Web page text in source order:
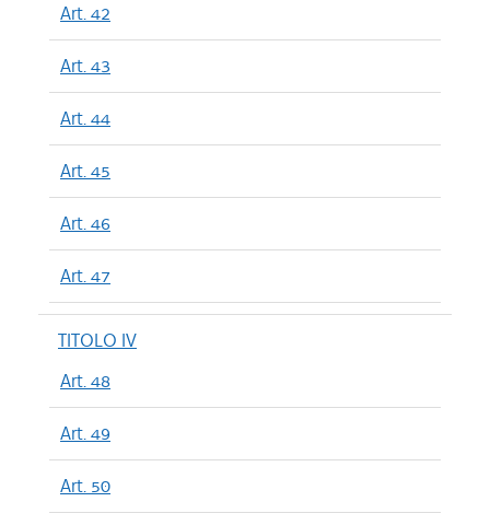
Art. 42
Art. 43
Art. 44
Art. 45
Art. 46
Art. 47
TITOLO IV
Art. 48
Art. 49
Art. 50